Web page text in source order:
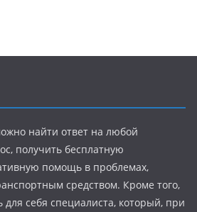
найти ответ на любой
получить бесплатную
помощь в проблемах,
средством. Кроме того,
себя специалиста, который, при